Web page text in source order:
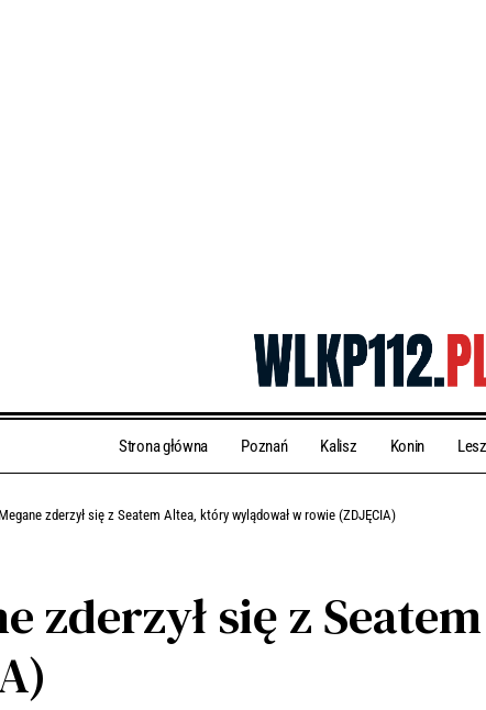
Strona główna Poznań Kalisz Konin
zderzył się z Seatem Altea, który wylądował w rowie (ZDJĘCIA)
zderzył się z